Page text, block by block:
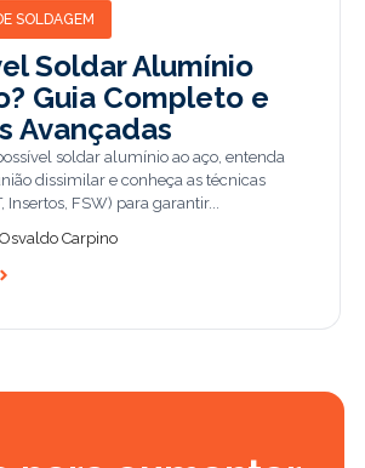
SOLDAGEM
Soldar Alumínio
Guia Completo e
Avançadas
soldar alumínio ao aço, entenda
dissimilar e conheça as técnicas
Insertos, FSW) para garantir...
Osvaldo Carpino